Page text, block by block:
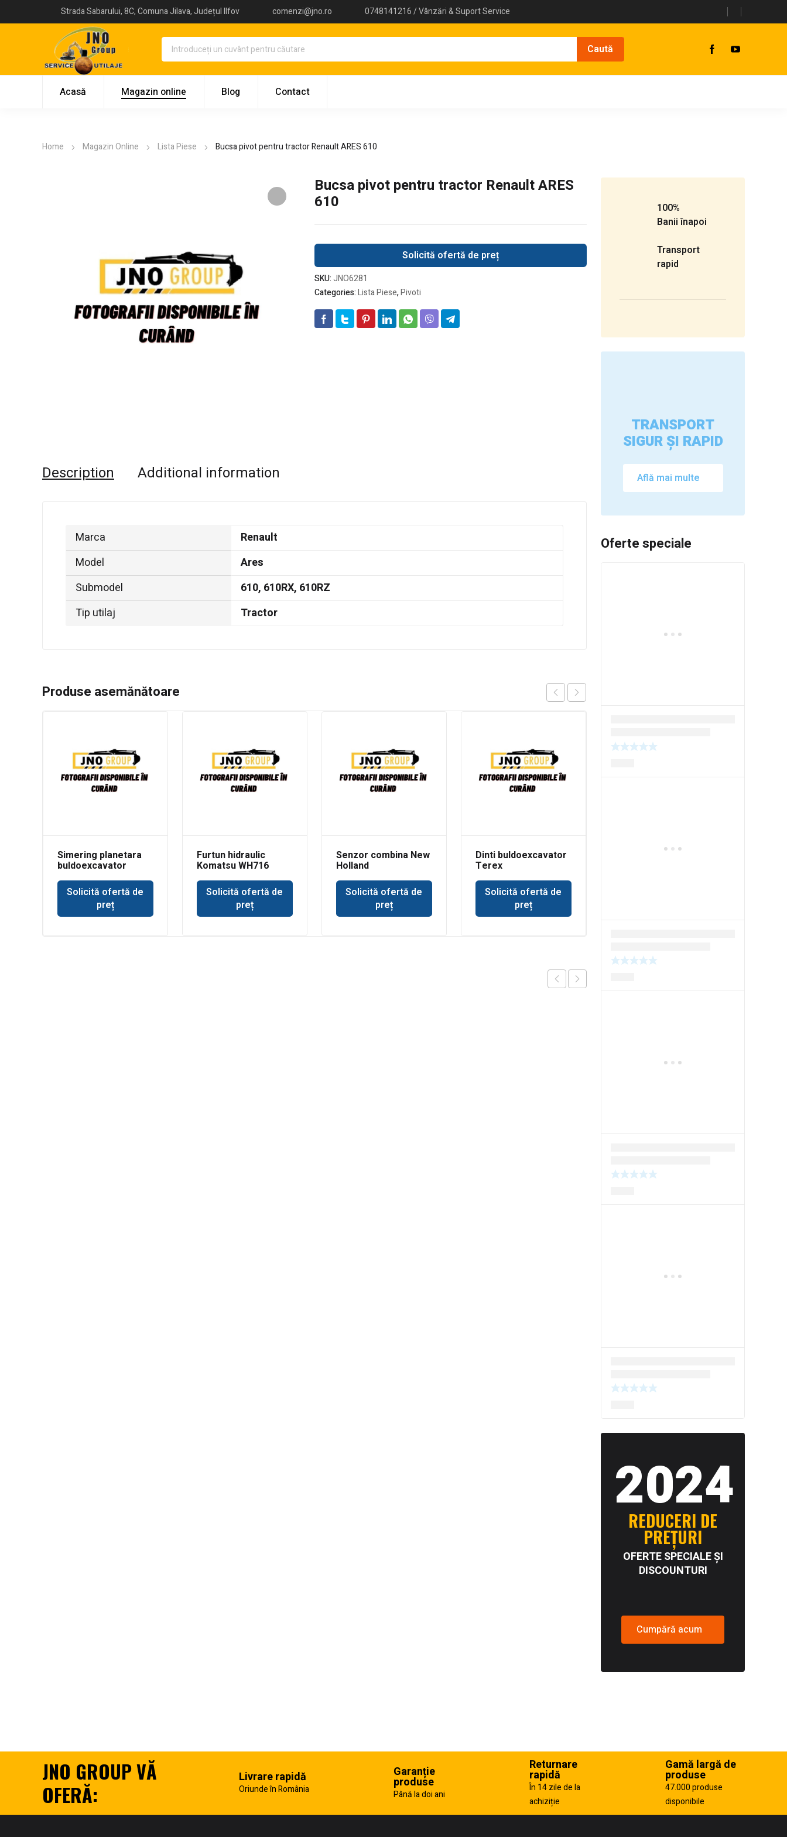
Strada Sabarului, 8C, Comuna Jilava, Județul Ilfov comenzi@jno.ro 0748141216 / Vânzări & Suport Service
Acasă Magazin online Blog Contact
Home Magazin Online Lista Piese Bucsa pivot pentru tractor Renault ARES 610
Bucsa pivot pentru tractor Renault ARES
610
Solicită ofertă de preț
SKU:JNO6281
Categories:Lista Piese,Pivoti
Description Additional information
Marca
Renault
Model
Ares
Submodel
610, 610RX, 610RZ
Tip utilaj
Tractor
Produse asemănătoare
Simering planetara
buldoexcavator
Solicită ofertă de
preț
Furtun hidraulic
Komatsu WH716
Solicită ofertă de
preț
Senzor combina New
Holland
Solicită ofertă de
preț
Dinti buldoexcavator
Terex
Solicită ofertă de
preț
Pompa de alimentare
100%
Banii înapoi
Transport
rapid
TRANSPORT
SIGUR ȘI RAPID
Află mai multe
Oferte speciale
2024
REDUCERI DE
PREȚURI
OFERTE SPECIALE ȘI
DISCOUNTURI
Cumpără acum
JNO GROUP VĂ
OFERĂ:
Livrare rapidă
Oriunde în România
Garanție
produse
Până la doi ani
Returnare
rapidă
În 14 zile de la
achiziție
Gamă largă de
produse
47.000 produse
disponibile